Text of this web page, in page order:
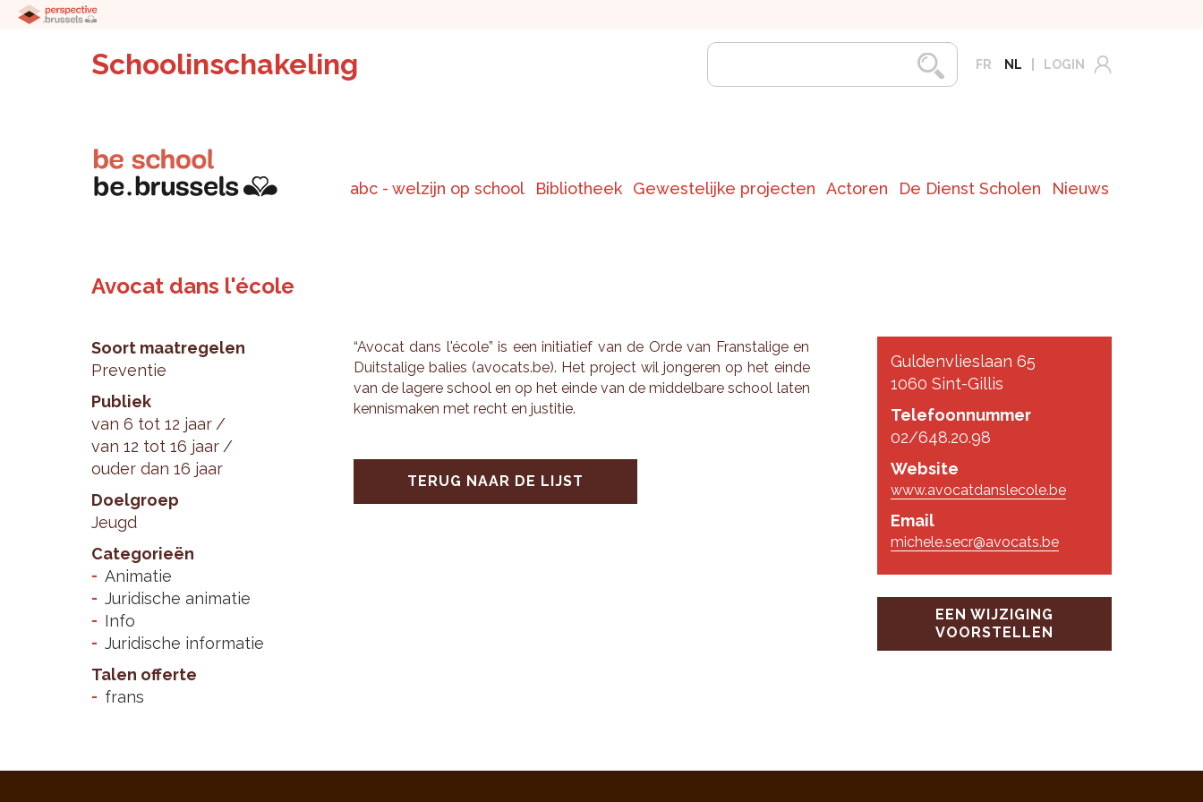
Schoolinschakeling FR NL LOGIN
abc - welzijn op school Bibliotheek Gewestelijke projecten Actoren De Dienst Scholen Nieuws
Avocat dans l'école
Soort maatregelen
Preventie
Publiek
van 6 tot 12 jaar
van 12 tot 16 jaar
ouder dan 16 jaar
Doelgroep
Jeugd
Categorieën
Animatie
Juridische animatie
Info
Juridische informatie
Talen offerte
frans
Guldenvlieslaan 65
1060 Sint-Gillis
Telefoonnummer
02/648.20.98
Website
www.avocatdanslecole.be
Email
michele.secr@avocats.be
EEN WIJZIGING
VOORSTELLEN
“Avo­cat dans l'école” is een ini­ti­a­tief van de Orde van Frans­ta­li­ge en
Duits­ta­li­ge ba­lies (avo­cats.be). Het pro­ject wil jon­ge­ren op het einde
van de la­ge­re school en op het einde van de mid­del­ba­re school laten
ken­nis­ma­ken met recht en jus­ti­tie.
TERUG NAAR DE LIJST